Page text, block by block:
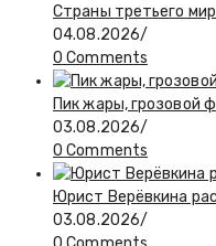
Страны третьего
04.08.2026/
0 Comments
Пик жары, грозовой
03.08.2026/
0 Comments
Юрист Верёвкина
03.08.2026/